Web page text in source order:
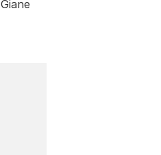
Giane